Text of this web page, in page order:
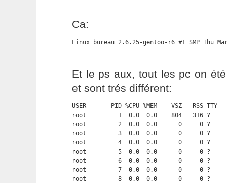
Ca:
Linux bureau 2.6.25-gentoo-r6 #1 SMP Thu
Et le ps aux, tout les pc on
et sont trés différent:
USER       PID %CPU %MEM    VSZ   RSS TTY
root         1  0.0  0.0    804   316 ?
root         2  0.0  0.0      0     0 ?
root         3  0.0  0.0      0     0 ?
root         4  0.0  0.0      0     0 ?
root         5  0.0  0.0      0     0 ?
root         6  0.0  0.0      0     0 ?
root         7  0.0  0.0      0     0 ?
root         8  0.0  0.0      0     0 ?